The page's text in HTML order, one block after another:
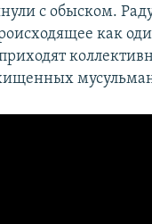
с обыском.
как